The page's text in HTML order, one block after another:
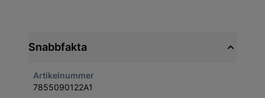
Snabbfakta
Artikelnummer
7855090122A1